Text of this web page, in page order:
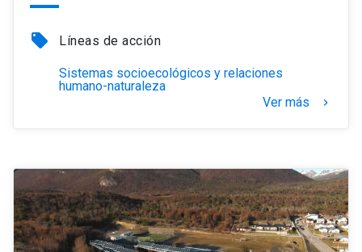
local_offer Líneas de acción
Sistemas socioecológicos y relaciones
humano-naturaleza
Ver más
keyboard_arrow_right